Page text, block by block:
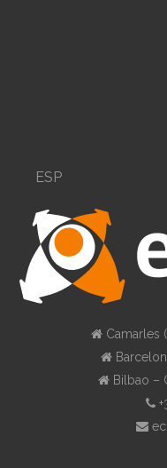
ESP
Camarles
Bilbao –